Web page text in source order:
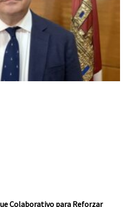
Colaborativo para Reforzar